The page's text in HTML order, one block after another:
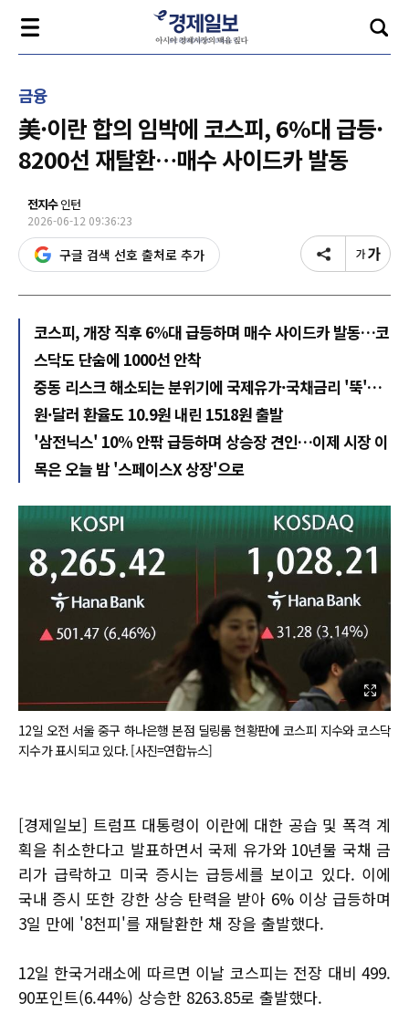
금융
美·이란 합의 임박에 코스피, 6%대 급등·
8200선 재탈환…매수 사이드카 발동
전지수인턴
2026-06-12 09:36:23
구글 검색 선호 출처로 추가
코스피, 개장 직후 6%대 급등하며 매수 사이드카 발동…코
스닥도 단숨에 1000선 안착
중동 리스크 해소되는 분위기에 국제유가·국채금리 '뚝'…
원·달러 환율도 10.9원 내린 1518원 출발
'삼전닉스' 10% 안팎 급등하며 상승장 견인…이제 시장 이
목은 오늘 밤 '스페이스X 상장'으로
12일 오전 서울 중구 하나은행 본점 딜링룸 현황판에 코스피 지수와 코스닥
지수가 표시되고 있다. [사진=연합뉴스]
[경제일보] 트럼프 대통령이 이란에 대한 공습 및 폭격 계
획을 취소한다고 발표하면서 국제 유가와 10년물 국채 금
리가 급락하고 미국 증시는 급등세를 보이고 있다. 이에
국내 증시 또한 강한 상승 탄력을 받아 6% 이상 급등하며
3일 만에 '8천피'를 재탈환한 채 장을 출발했다.
12일 한국거래소에 따르면 이날 코스피는 전장 대비 499.
90포인트(6.44%) 상승한 8263.85로 출발했다.